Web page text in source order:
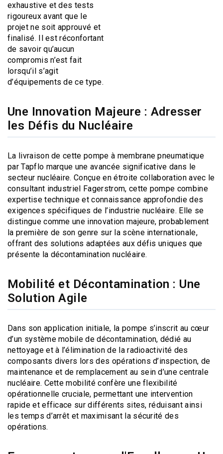
exhaustive et des tests
rigoureux avant que le
projet ne soit approuvé et
finalisé. Il est réconfortant
de savoir qu’aucun
compromis n’est fait
lorsqu’il s’agit
d’équipements de ce type.
Une Innovation Majeure : Adresser
les Défis du Nucléaire
La livraison de cette pompe à membrane pneumatique
par Tapflo marque une avancée significative dans le
secteur nucléaire. Conçue en étroite collaboration avec le
consultant industriel Fagerstrom, cette pompe combine
expertise technique et connaissance approfondie des
exigences spécifiques de l’industrie nucléaire. Elle se
distingue comme une innovation majeure, probablement
la première de son genre sur la scène internationale,
offrant des solutions adaptées aux défis uniques que
présente la décontamination nucléaire.
Mobilité et Décontamination : Une
Solution Agile
Dans son application initiale, la pompe s’inscrit au cœur
d’un système mobile de décontamination, dédié au
nettoyage et à l’élimination de la radioactivité des
composants divers lors des opérations d’inspection, de
maintenance et de remplacement au sein d’une centrale
nucléaire. Cette mobilité confère une flexibilité
opérationnelle cruciale, permettant une intervention
rapide et efficace sur différents sites, réduisant ainsi
les temps d’arrêt et maximisant la sécurité des
opérations.